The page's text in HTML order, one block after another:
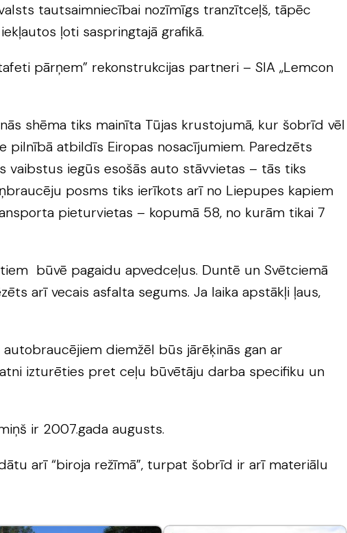
tautsaimniecībai nozīmīgs tranzītceļš, tāpēc
ļoti saspringtajā grafikā.
pārņem” rekonstrukcijas partneri – SIA „Lemcon
shēma tiks mainīta Tūjas krustojumā, kur šobrīd vēl
pilnībā atbildīs Eiropas nosacījumiem. Paredzēts
vaibstus iegūs esošās auto stāvvietas – tās tiks
posms tiks ierīkots arī no Liepupes kapiem
pieturvietas – kopumā 58, no kurām tikai 7
būvē pagaidu apvedceļus. Duntē un Svētciemā
arī vecais asfalta segums. Ja laika apstākļi ļaus,
diemžēl būs jārēķinās gan ar
izturēties pret ceļu būvētāju darba specifiku un
ir 2007.gada augusts.
arī “biroja režīmā”, turpat šobrīd ir arī materiālu